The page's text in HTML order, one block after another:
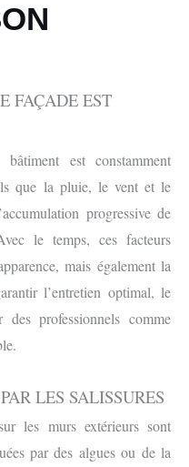
FAÇADE EST
est constamment
que la pluie, le vent et le
progressive de
le temps, ces facteurs
mais également la
l’entretien optimal, le
des professionnels comme
LES SALISSURES
les murs extérieurs sont
par des algues ou de la